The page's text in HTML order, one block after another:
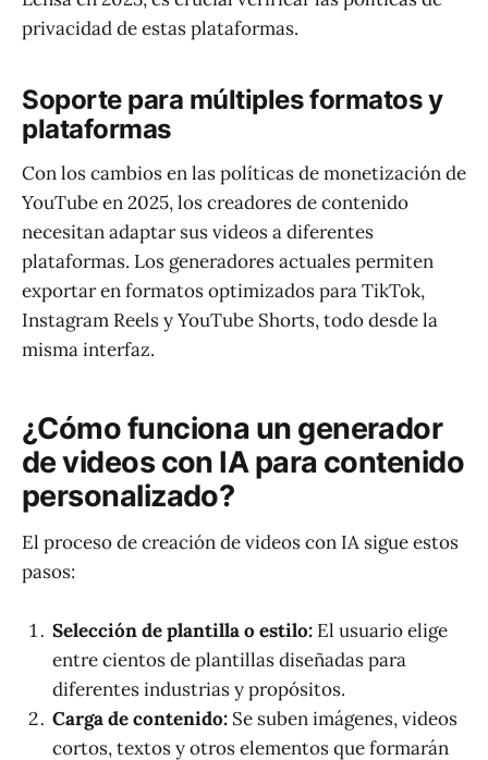
privacidad de estas plataformas.
Soporte para múltiples formatos y
plataformas
Con los cambios en las políticas de monetización de
YouTube en 2025, los creadores de contenido
necesitan adaptar sus videos a diferentes
plataformas. Los generadores actuales permiten
exportar en formatos optimizados para TikTok,
Instagram Reels y YouTube Shorts, todo desde la
misma interfaz.
¿Cómo funciona un generador
de videos con IA para contenido
personalizado?
El proceso de creación de videos con IA sigue estos
pasos:
Selección de plantilla o estilo: El usuario elige
entre cientos de plantillas diseñadas para
diferentes industrias y propósitos.
Carga de contenido: Se suben imágenes, videos
cortos, textos y otros elementos que formarán